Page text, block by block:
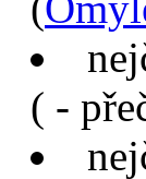
(